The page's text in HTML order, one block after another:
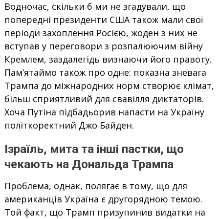
Водночас, скільки б ми не згадували, що
попередні президенти США також мали свої
періоди захоплення Росією, жоден з них не
вступав у переговори з розпалюючим війну
Кремлем, заздалегідь визнаючи його правоту.
Пам’ятаймо також про одне: показна зневага
Трампа до міжнародних норм створює клімат,
більш сприятливий для свавілля диктаторів.
Хоча Путіна підбадьорив напасти на Україну
політкоректний Джо Байден.
Ізраїль, мита та інші пастки, що
чекають на Дональда Трампа
Проблема, однак, полягає в тому, що для
американців Україна є другорядною темою.
Той факт, що Трамп призупинив видатки на